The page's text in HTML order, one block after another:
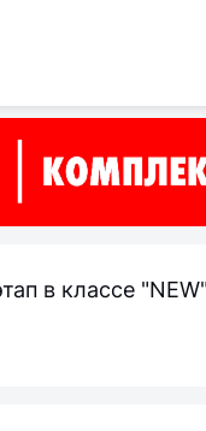
в классе "NEW"